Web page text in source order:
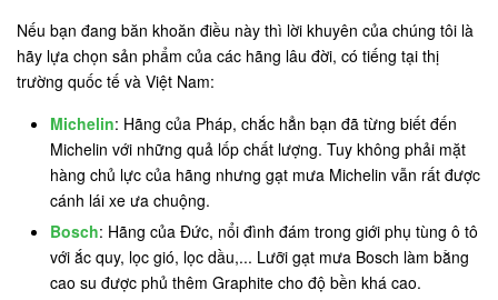
Nếu bạn đang băn khoăn điều này thì lời khuyên của chúng tôi là
hãy lựa chọn sản phẩm của các hãng lâu đời, có tiếng tại thị
trường quốc tế và Việt Nam:
Michelin: Hãng của Pháp, chắc hẳn bạn đã từng biết đến
Michelin với những quả lốp chất lượng. Tuy không phải mặt
hàng chủ lực của hãng nhưng gạt mưa Michelin vẫn rất được
cánh lái xe ưa chuộng.
Bosch: Hãng của Đức, nổi đình đám trong giới phụ tùng ô tô
với ắc quy, lọc gió, lọc dầu,... Lưỡi gạt mưa Bosch làm bằng
cao su được phủ thêm Graphite cho độ bền khá cao.